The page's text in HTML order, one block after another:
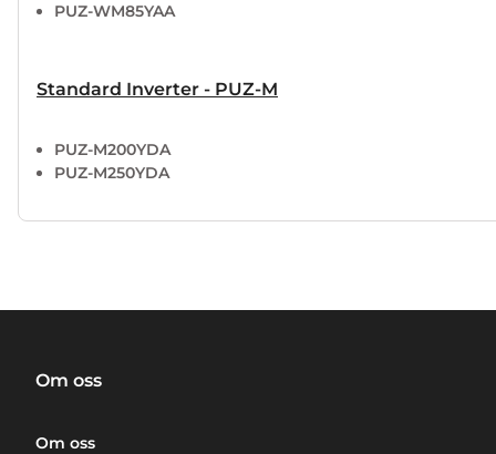
PUZ-WM85YAA
Standard Inverter - PUZ-M
PUZ-M200YDA
PUZ-M250YDA
Om oss
Om oss